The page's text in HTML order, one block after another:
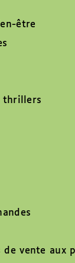
être
thrillers
de vente aux